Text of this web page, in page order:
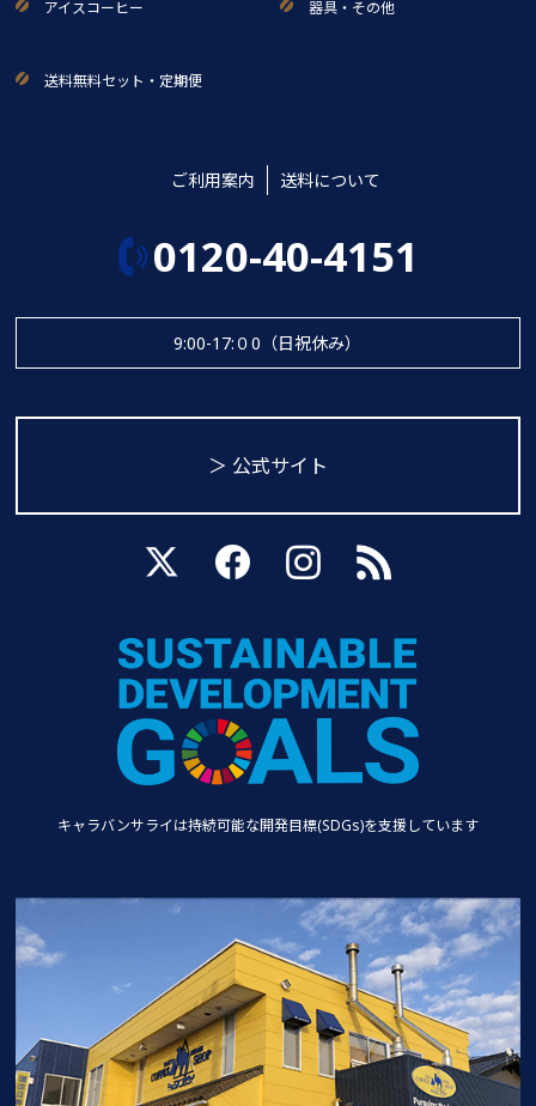
アイスコーヒー 器具・その他
送料無料セット・定期便
ご利用案内 送料について
0120-40-4151
9:00-17:０0（日祝休み）
＞ 公式サイト
キャラバンサライは持続可能な開発目標(SDGs)を支援しています